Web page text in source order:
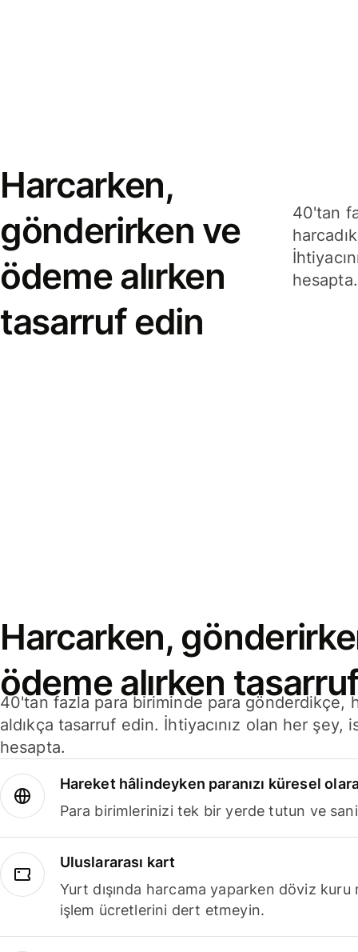
Harcarken,
gönderirken ve
ödeme alırken
tasarruf edin
40'tan
hesapta.
Harcarken,
ödeme alırken
40'tan fazla para biriminde para gönderdikçe,
aldıkça tasarruf edin. İhtiyacınız olan her
hesapta.
Hareket hâlindeyken paranızı küresel
Para birimlerinizi tek bir yerde tutun ve
Uluslararası kart
Yurt dışında harcama yaparken döviz kuru
işlem ücretlerini dert etmeyin.